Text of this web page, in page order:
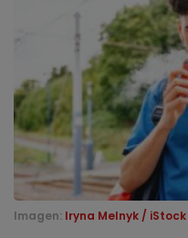
Imagen: Iryna Melnyk / iStock